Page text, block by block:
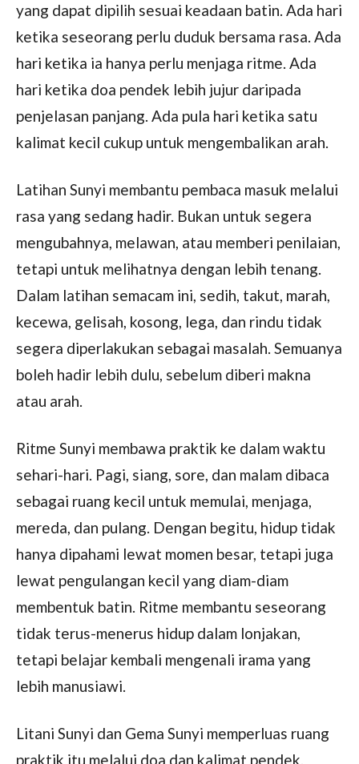
yang dapat dipilih sesuai keadaan batin. Ada hari
ketika seseorang perlu duduk bersama rasa. Ada
hari ketika ia hanya perlu menjaga ritme. Ada
hari ketika doa pendek lebih jujur daripada
penjelasan panjang. Ada pula hari ketika satu
kalimat kecil cukup untuk mengembalikan arah.
Latihan Sunyi membantu pembaca masuk melalui
rasa yang sedang hadir. Bukan untuk segera
mengubahnya, melawan, atau memberi penilaian,
tetapi untuk melihatnya dengan lebih tenang.
Dalam latihan semacam ini, sedih, takut, marah,
kecewa, gelisah, kosong, lega, dan rindu tidak
segera diperlakukan sebagai masalah. Semuanya
boleh hadir lebih dulu, sebelum diberi makna
atau arah.
Ritme Sunyi membawa praktik ke dalam waktu
sehari-hari. Pagi, siang, sore, dan malam dibaca
sebagai ruang kecil untuk memulai, menjaga,
mereda, dan pulang. Dengan begitu, hidup tidak
hanya dipahami lewat momen besar, tetapi juga
lewat pengulangan kecil yang diam-diam
membentuk batin. Ritme membantu seseorang
tidak terus-menerus hidup dalam lonjakan,
tetapi belajar kembali mengenali irama yang
lebih manusiawi.
Litani Sunyi dan Gema Sunyi memperluas ruang
praktik itu melalui doa dan kalimat pendek.